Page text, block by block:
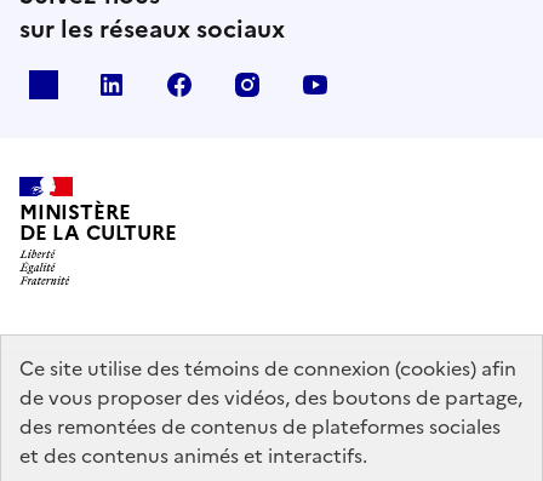
Ce site utilise des témoins de connexion (cookies) afin
de vous proposer des vidéos, des boutons de partage,
des remontées de contenus de plateformes sociales
et des contenus animés et interactifs.
sur les réseaux sociaux
linkedin facebook instagram
MINISTÈRE
DE LA CULTURE
data.gouv.fr legifrance.gouv.fr
info.gouv.fr
service-public.gouv.fr